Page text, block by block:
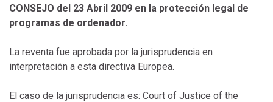
CONSEJO del 23 Abril 2009 en la protección legal de
programas de ordenador.
La reventa fue aprobada por la jurisprudencia en
interpretación a esta directiva Europea.
El caso de la jurisprudencia es: Court of Justice of the